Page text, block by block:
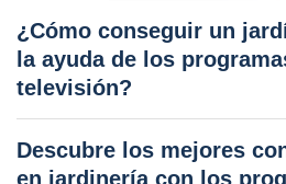
¿Cómo conseguir un
la ayuda de los
televisión?
Descubre los mejores
en jardinería con los